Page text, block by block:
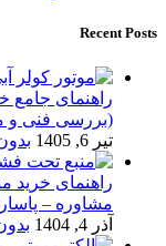
Recent Posts
راهنمای جامع
(بررسی فنی و
تیر 6, 1405
راهنمای
مشاوره –
آذر 4, 1404